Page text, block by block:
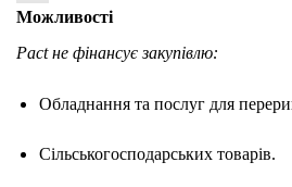
Можливості
Pact не фінансує закупівлю:
Обладнання та послуг для
Сільськогосподарських товарів.